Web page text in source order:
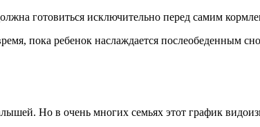
готовиться исключительно перед самим
пока ребенок наслаждается послеобеденным
Но в очень многих семьях этот график